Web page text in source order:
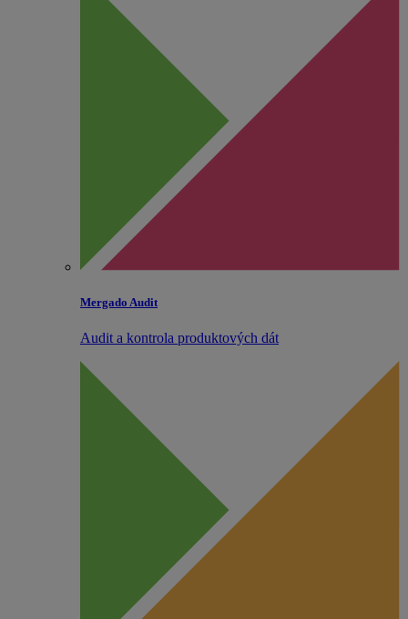
Mergado Audit
Audit a kontrola produktových dát